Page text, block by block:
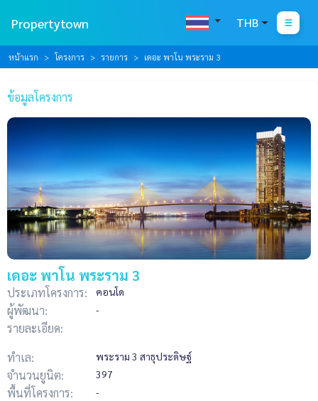
Propertytown THB
หน้าแรก โครงการ รายการ เดอะ พาโน พระราม 3
ข้อมูลโครงการ
เดอะ พาโน พระราม 3
ประเภทโครงการ: คอนโด
ผู้พัฒนา: -
รายละเอียด:
ทำเล:
พระราม 3 สาธุประดิษฐ์
จำนวนยูนิต: 397
พื้นที่โครงการ: -